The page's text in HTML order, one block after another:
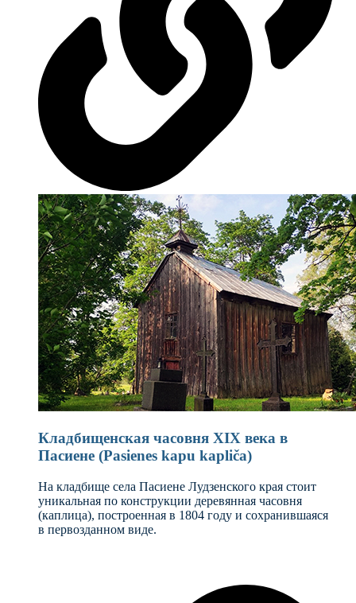
Кладбищенская часовня XIX века в
Пасиене (Pasienes kapu kapliča)
На кладбище села Пасиене Лудзенского края стоит
уникальная по конструкции деревянная часовня
(каплица), построенная в 1804 году и сохранившаяся
в первозданном виде.